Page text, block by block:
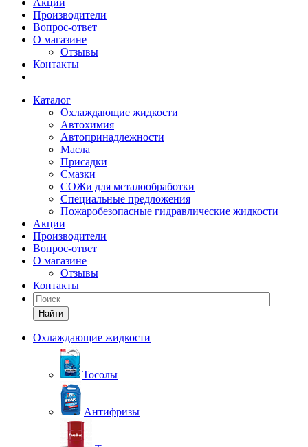
Акции
Производители
Вопрос-ответ
О магазине
Отзывы
Контакты
Каталог
Охлаждающие жидкости
Автохимия
Автопринадлежности
Масла
Присадки
Смазки
СОЖи для металообработки
Специальные предложения
Пожаробезопасные гидравлические жидкости
Акции
Производители
Вопрос-ответ
О магазине
Отзывы
Контакты
Найти
Охлаждающие жидкости
Тосолы
Антифризы